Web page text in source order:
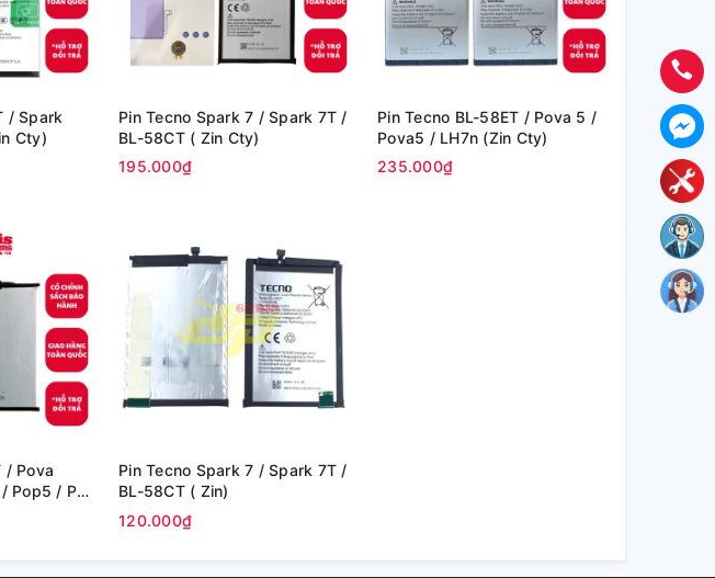
/ Spark
Cty)
Pin Tecno Spark 7 / Spark 7T /
BL-58CT ( Zin Cty)
195.000₫
Pin Tecno BL-58ET / Pova 5 /
Pova5 / LH7n (Zin Cty)
235.000₫
/ Pova
Pop5 / Pop
Pin Tecno Spark 7 / Spark 7T /
BL-58CT ( Zin)
120.000₫